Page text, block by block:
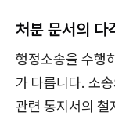
처분 문서의 다
행정소송을 수행
가 다릅니다. 소
관련 통지서의 철